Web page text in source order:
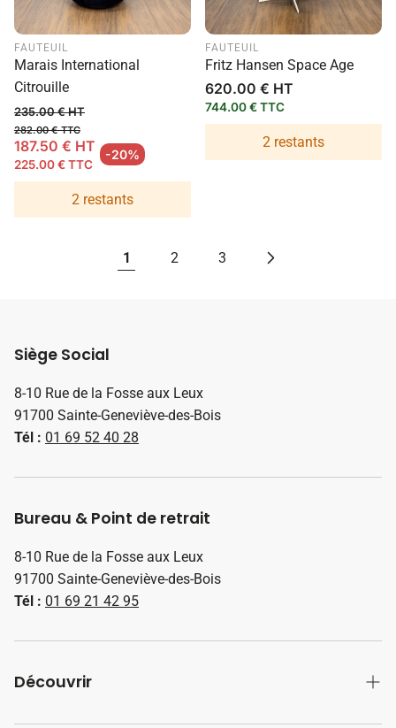
FAUTEUIL
Marais International
Citrouille
187.50 € HT
225.00 € TTC
-20%
Prix en solde
Prix habituel
235.00 € HT
282.00 € TTC
2 restants
FAUTEUIL
Fritz Hansen Space Age
Prix
habituel
620.00 € HT
744.00 € TTC
2 restants
1 2 3
Siège Social
8-10 Rue de la Fosse aux Leux
91700 Sainte-Geneviève-des-Bois
Tél : 01 69 52 40 28
Bureau & Point de retrait
8-10 Rue de la Fosse aux Leux
91700 Sainte-Geneviève-des-Bois
Tél : 01 69 21 42 95
Découvrir